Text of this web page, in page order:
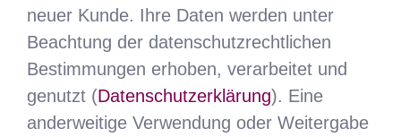
neuer Kunde. Ihre Daten werden unter
Beachtung der datenschutzrechtlichen
Bestimmungen erhoben, verarbeitet und
genutzt (Datenschutzerklärung). Eine
anderweitige Verwendung oder Weitergabe